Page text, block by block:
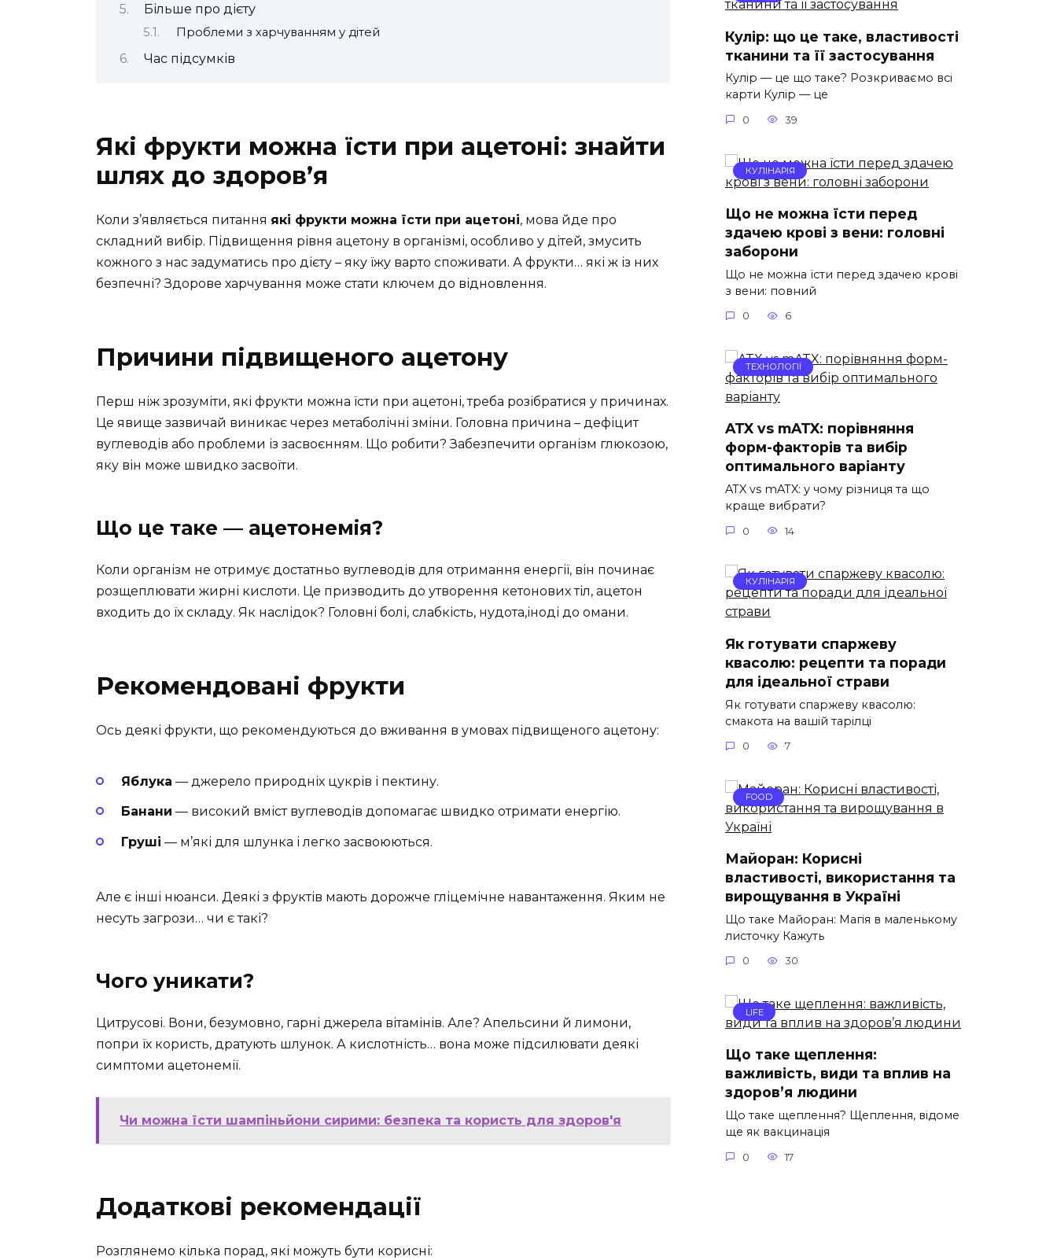
Більше про дієту
Проблеми з харчуванням у дітей
Час підсумків
Які фрукти можна їсти при ацетоні: знайти
шлях до здоров’я
Коли з’являється питання які фрукти можна їсти при ацетоні, мова йде про
складний вибір. Підвищення рівня ацетону в організмі, особливо у дітей, змусить
кожного з нас задуматись про дієту – яку їжу варто споживати. А фрукти… які ж із них
безпечні? Здорове харчування може стати ключем до відновлення.
Причини підвищеного ацетону
Перш ніж зрозуміти, які фрукти можна їсти при ацетоні, треба розібратися у причинах.
Це явище зазвичай виникає через метаболічні зміни. Головна причина – дефіцит
вуглеводів або проблеми із засвоєнням. Що робити? Забезпечити організм глюкозою,
яку він може швидко засвоїти.
Що це таке — ацетонемія?
Коли організм не отримує достатньо вуглеводів для отримання енергії, він починає
розщеплювати жирні кислоти. Це призводить до утворення кетонових тіл, ацетон
входить до їх складу. Як наслідок? Головні болі, слабкість, нудота,іноді до омани.
Рекомендовані фрукти
Ось деякі фрукти, що рекомендуються до вживання в умовах підвищеного ацетону:
Яблука — джерело природніх цукрів і пектину.
Банани — високий вміст вуглеводів допомагає швидко отримати енергію.
Груші — м’які для шлунка і легко засвоюються.
Але є інші нюанси. Деякі з фруктів мають дорожче гліцемічне навантаження. Яким не
несуть загрози… чи є такі?
Чого уникати?
Цитрусові. Вони, безумовно, гарні джерела вітамінів. Але? Апельсини й лимони,
попри їх користь, дратують шлунок. А кислотність… вона може підсилювати деякі
симптоми ацетонемії.
Чи можна їсти шампіньйони сирими: безпека та користь для здоров'я
Додаткові рекомендації
Розглянемо кілька порад, які можуть бути корисні:
Кулір: що це таке, властивості
тканини та її застосування
Кулір — це що таке? Розкриваємо всі
карти Кулір — це
0 39
КУЛІНАРІЯ
Що не можна їсти перед
здачею крові з вени: головні
заборони
Що не можна їсти перед здачею крові
з вени: повний
0 6
ТЕХНОЛОГІЇ
ATX vs mATX: порівняння
форм-факторів та вибір
оптимального варіанту
ATX vs mATX: у чому різниця та що
краще вибрати?
0 14
КУЛІНАРІЯ
Як готувати спаржеву
квасолю: рецепти та поради
для ідеальної страви
Як готувати спаржеву квасолю:
смакота на вашій тарілці
0 7
FOOD
Майоран: Корисні
властивості, використання та
вирощування в Україні
Що таке Майоран: Магія в маленькому
листочку Кажуть
0 30
LIFE
Що таке щеплення:
важливість, види та вплив на
здоров’я людини
Що таке щеплення? Щеплення, відоме
ще як вакцинація
0 17